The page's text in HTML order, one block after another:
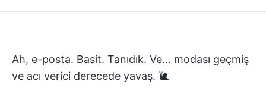
Ah, e-posta. Basit. Tanıdık. Ve... modası geçmiş
ve acı verici derecede yavaş. 🐌